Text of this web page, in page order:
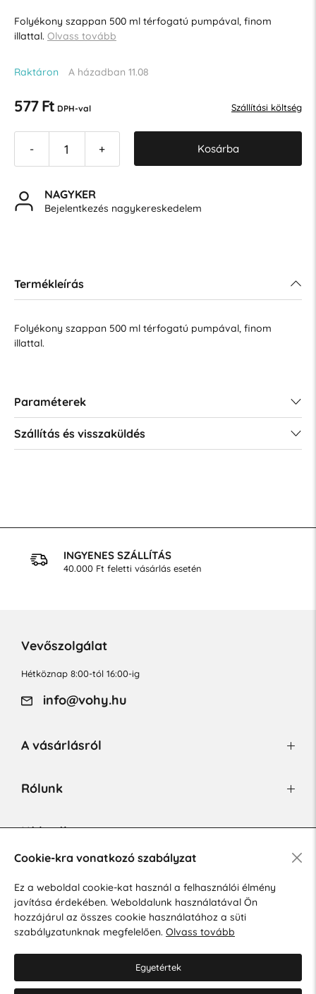
Folyékony szappan 500 ml térfogatú pumpával, finom
illattal. Olvass tovább
Raktáron A házadban 11.08
577 Ft DPH-val Szállítási költség
- + Kosárba
NAGYKER
Bejelentkezés nagykereskedelem
Termékleírás
Folyékony szappan 500 ml térfogatú pumpával, finom
illattal.
Paraméterek
Szállítás és visszaküldés
INGYENES SZÁLLÍTÁS
40.000 Ft feletti vásárlás esetén
Vevőszolgálat
Hétköznap 8:00-tól 16:00-ig
info@vohy.hu
A vásárlásról
Rólunk
Hírlevél
Hozzájárulok a személyes adatok marketing célú kezeléséhez.
Személyes adatok védelmére vonatkozó szabályzat.
Cookie-kra vonatkozó szabályzat
Ez a weboldal cookie-kat használ a felhasználói élmény
javítása érdekében. Weboldalunk használatával Ön
hozzájárul az összes cookie használatához a süti
szabályzatunknak megfelelően. Olvass tovább
Egyetértek